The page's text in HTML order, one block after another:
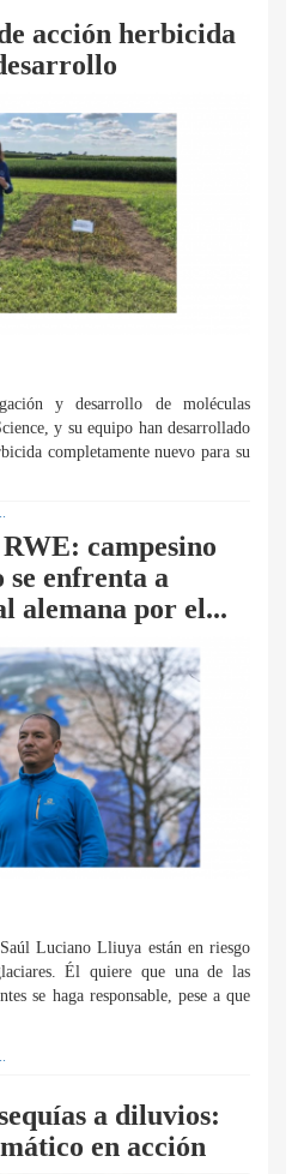
acción herbicida
y desarrollo de moléculas
y su equipo han desarrollado
completamente nuevo para su
campesino
se enfrenta a
alemana por el...
Luciano Lliuya están en riesgo
Él quiere que una de las
se haga responsable, pese a que
a diluvios:
en acción